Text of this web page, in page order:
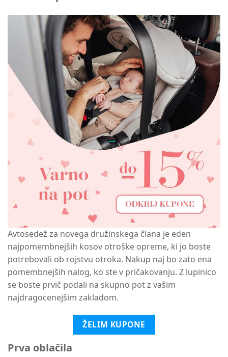
Avtosedež za novega družinskega člana je eden
najpomembnejših kosov otroške opreme, ki jo boste
potrebovali ob rojstvu otroka. Nakup naj bo zato ena
pomembnejših nalog, ko ste v pričakovanju. Z lupinico
se boste prvič podali na skupno pot z vašim
najdragocenejšim zakladom.
ŽELIM KUPONE
Prva oblačila